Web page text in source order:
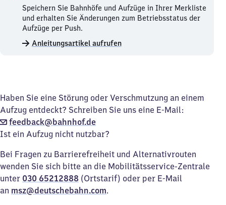
Bahnhöfe
und
Aufzüge
merken.
Speichern Sie Bahnhöfe und Aufzüge in Ihrer Merkliste
und erhalten Sie Änderungen zum Betriebsstatus der
Aufzüge per Push.
Anleitungsartikel aufrufen
Haben Sie eine Störung oder Verschmutzung an einem
Aufzug entdeckt? Schreiben Sie uns eine E-Mail:
feedback@bahnhof.de
Ist ein Aufzug nicht nutzbar?
Bei Fragen zu Barrierefreiheit und Alternativrouten
wenden Sie sich bitte an die Mobilitätsservice-Zentrale
unter 030 65212888 (Ortstarif) oder per E-Mail
an msz@deutschebahn.com.